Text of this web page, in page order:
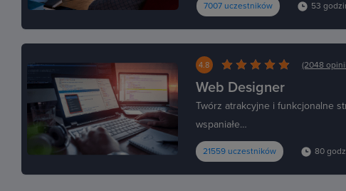
7007 uczestników 53
4.8 (2048
Web Designer
Twórz atrakcyjne i funkcjonalne
wspaniałe…
21559 uczestników 80